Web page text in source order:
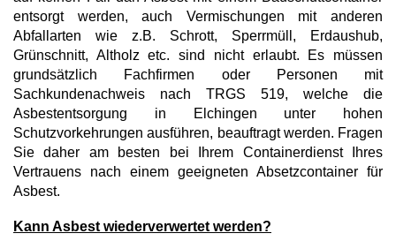
entsorgt werden, auch Vermischungen mit anderen
Abfallarten wie z.B. Schrott, Sperrmüll, Erdaushub,
Grünschnitt, Altholz etc. sind nicht erlaubt. Es müssen
grundsätzlich Fachfirmen oder Personen mit
Sachkundenachweis nach TRGS 519, welche die
Asbestentsorgung in Elchingen unter hohen
Schutzvorkehrungen ausführen, beauftragt werden. Fragen
Sie daher am besten bei Ihrem Containerdienst Ihres
Vertrauens nach einem geeigneten Absetzcontainer für
Asbest.
Kann Asbest wiederverwertet werden?